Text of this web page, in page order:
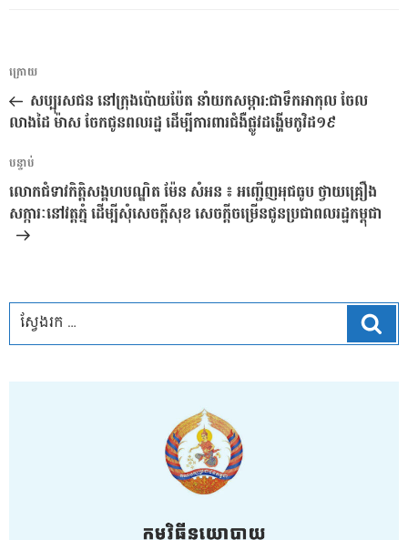
ការ​
នាំទិស​
ប្រកាស
អត្ថបទ
មុន
ក្រោយ
សប្បុរស​ជន នៅក្រុងប៉ោយ​ប៉ែត នាំយក​សម្ភារ:​ជាទឹកអាកុល ចែល​
លាងដៃ ម៉ាស ចែកជូនព​លរដ្ឋ ដើម្បីការ​ពារជំងឺផ្លូវ​ដង្ហើមកូវិដ​១៩
អត្ថបទ
បន្ទាប់
បន្ទាប់
លោកជំទាវកិត្តិសង្គហបណ្ឌិត ម៉ែន សំអន ៖ អញ្ជើញអុជធូប ថ្វាយគ្រឿង
សក្ការៈនៅវត្តភ្នំ ដើម្បីសុំសេចក្តីសុខ សេចក្តីចម្រើនជូនប្រជាពលរដ្ឋកម្ពុជា